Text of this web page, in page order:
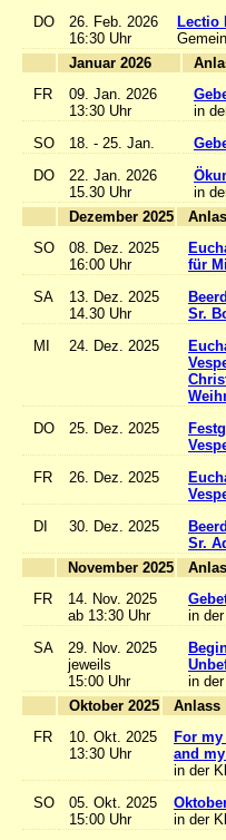
DO
26. Feb. 2026
16:30 Uhr
Lectio
Januar 2026
FR
09. Jan. 2026
13:30 Uhr
in
SO
18. - 25. Jan.
DO
22. Jan. 2026
15.30 Uhr
in
Dezember 2025
SO
08. Dez. 2025
16:00 Uhr
für
SA
13. Dez. 2025
14.30 Uhr
Sr.
MI
24. Dez. 2025
DO
25. Dez. 2025
FR
26. Dez. 2025
DI
30. Dez. 2025
Sr.
November 2025
FR
14. Nov. 2025
ab 13:30 Uhr
in
SA
29. Nov. 2025
jeweils
15:00 Uhr
in
Oktober 2025
FR
10. Okt. 2025
13:30 Uhr
For
and
in der
SO
05. Okt. 2025
15:00 Uhr
in der